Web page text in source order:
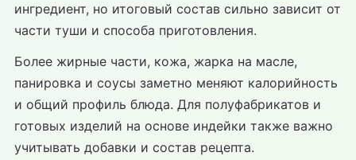
ингредиент, но итоговый состав сильно зависит от
части туши и способа приготовления.
Более жирные части, кожа, жарка на масле,
панировка и соусы заметно меняют калорийность
и общий профиль блюда. Для полуфабрикатов и
готовых изделий на основе индейки также важно
учитывать добавки и состав рецепта.